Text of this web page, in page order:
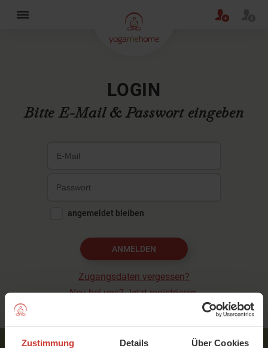
Zustimmung Details Über Cookies
LOGIN
Bitte E-Mail & Passwort eingeben
angemeldet bleiben
ANMELDEN
Zugangsdaten vergessen?
Neu bei uns? Jetzt registrieren.